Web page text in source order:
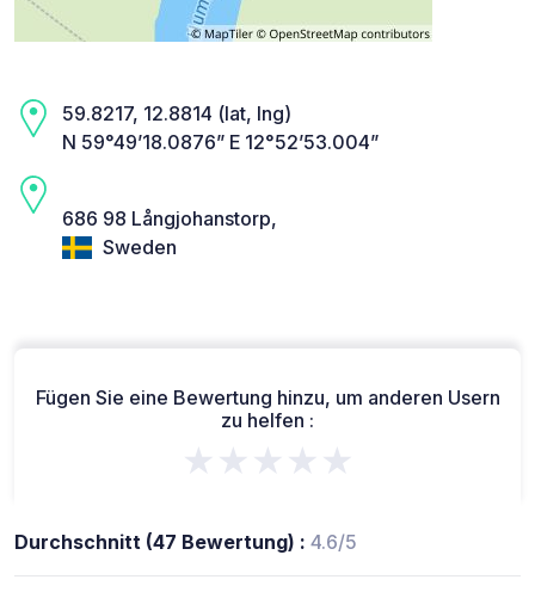
59.8217, 12.8814 (lat, lng)
N 59°49’18.0876” E 12°52’53.004”
686 98 Långjohanstorp,
Sweden
Fügen Sie eine Bewertung hinzu, um anderen Usern
zu helfen :
★★★★★
Durchschnitt (47 Bewertung) : 4.6/5